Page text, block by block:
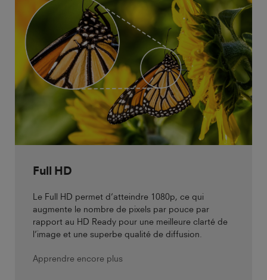
Full HD
Le Full HD permet d’atteindre 1080p, ce qui
augmente le nombre de pixels par pouce par
rapport au HD Ready pour une meilleure clarté de
l’image et une superbe qualité de diffusion.
Apprendre encore plus